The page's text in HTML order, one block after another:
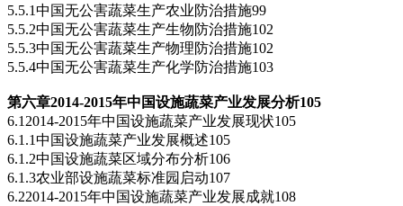
5.5.1中国无公害蔬菜生产农业防治措施99
5.5.2中国无公害蔬菜生产生物防治措施102
5.5.3中国无公害蔬菜生产物理防治措施102
5.5.4中国无公害蔬菜生产化学防治措施103
第六章2014-2015年中国设施蔬菜产业发展分析105
6.12014-2015年中国设施蔬菜产业发展现状105
6.1.1中国设施蔬菜产业发展概述105
6.1.2中国设施蔬菜区域分布分析106
6.1.3农业部设施蔬菜标准园启动107
6.22014-2015年中国设施蔬菜产业发展成就108